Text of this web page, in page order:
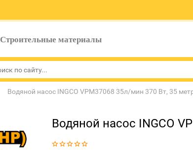
Строительные материалы
Водяной насос INGCO VPM37068 35л/мин 370 Вт, 35
Водяной насос INGCO